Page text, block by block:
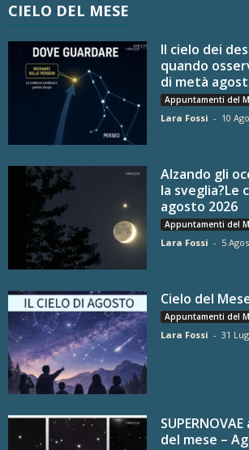
CIELO DEL MESE
Il cielo dei
quando
di metà
Appuntamenti del
Lara Fossi - 10
Alzando gli
la sveglia?Le
agosto 2026
Appuntamenti del
Lara Fossi - 5
Cielo del
Appuntamenti del
Lara Fossi - 31
del mese –